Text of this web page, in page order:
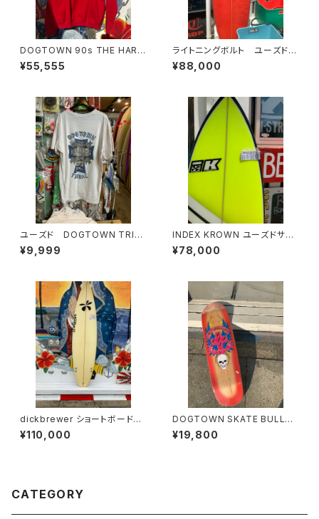
DOGTOWN 90s THE HARD
WAY SUCIDALTEDENSES 1
999 WORLD TOUR デッドス
¥55,555
ライトニングボルト ユーズドサ
ーフボード
¥88,000
ユーズド DOGTOWN TRIB
AL メンズTシャツ
¥9,999
INDEX KROWN ユーズドサー
フボード
¥78,000
dickbrewer ショートボード
新中古 展示品 本人シェイプ
¥110,000
DOGTOWN SKATE BULLD
OG ART FTG-XL REDドッグ
タウン ブルドックアート レッド
¥19,800
CATEGORY